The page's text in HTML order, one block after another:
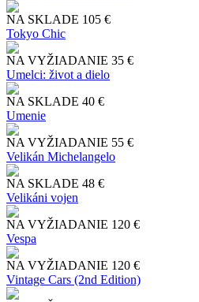
NA SKLADE 105 €
Tokyo Chic
NA VYŽIADANIE 35 €
Umelci: život a dielo
NA SKLADE 40 €
Umenie
NA VYŽIADANIE 55 €
Velikán Michelangelo
NA SKLADE 48 €
Velikáni vojen
NA VYŽIADANIE 120 €
Vespa
NA VYŽIADANIE 120 €
Vintage Cars (2nd Edition)